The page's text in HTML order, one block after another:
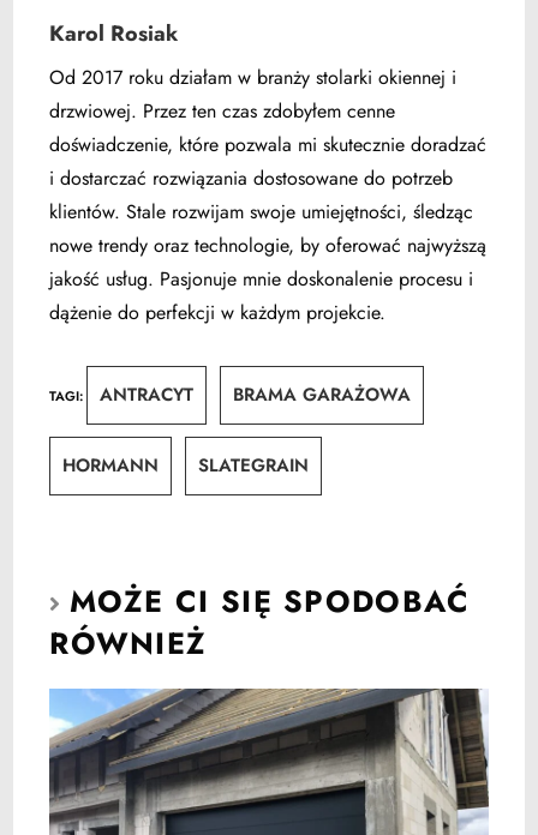
Karol Rosiak
Od 2017 roku działam w branży stolarki okiennej i
drzwiowej. Przez ten czas zdobyłem cenne
doświadczenie, które pozwala mi skutecznie doradzać
i dostarczać rozwiązania dostosowane do potrzeb
klientów. Stale rozwijam swoje umiejętności, śledząc
nowe trendy oraz technologie, by oferować najwyższą
jakość usług. Pasjonuje mnie doskonalenie procesu i
dążenie do perfekcji w każdym projekcie.
TAGI: ANTRACYT BRAMA GARAŻOWA
HORMANN SLATEGRAIN
MOŻE CI SIĘ SPODOBAĆ
RÓWNIEŻ